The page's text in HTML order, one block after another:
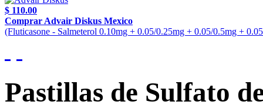
$ 110.00
Comprar Advair Diskus Mexico
(Fluticasone - Salmeterol 0.10mg + 0.05/0.25mg + 0.05/0.5mg +
Pastillas de Sulfato